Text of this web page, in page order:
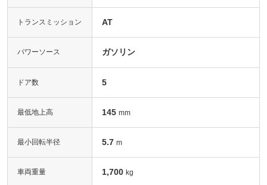
トランスミッション AT
パワーソース ガソリン
ドア数 5
最低地上高 145 mm
最小回転半径 5.7 m
車両重量 1,700 kg